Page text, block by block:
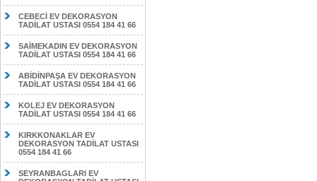
CEBECİ EV DEKORASYON
TADİLAT USTASI 0554 184 41 66
SAİMEKADIN EV DEKORASYON
TADİLAT USTASI 0554 184 41 66
ABİDİNPAŞA EV DEKORASYON
TADİLAT USTASI 0554 184 41 66
KOLEJ EV DEKORASYON
TADİLAT USTASI 0554 184 41 66
KIRKKONAKLAR EV
DEKORASYON TADİLAT USTASI
0554 184 41 66
SEYRANBAGLARI EV